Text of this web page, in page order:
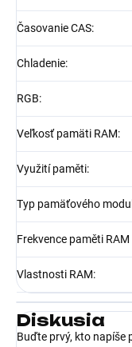
Časovanie CAS:
Chladenie:
RGB:
Veľkosť pamäti RAM:
Využití paměti:
Typ pamäťového
Frekvence paměti RAM
Vlastnosti RAM:
Diskusia
Buďte prvý, kto napíše